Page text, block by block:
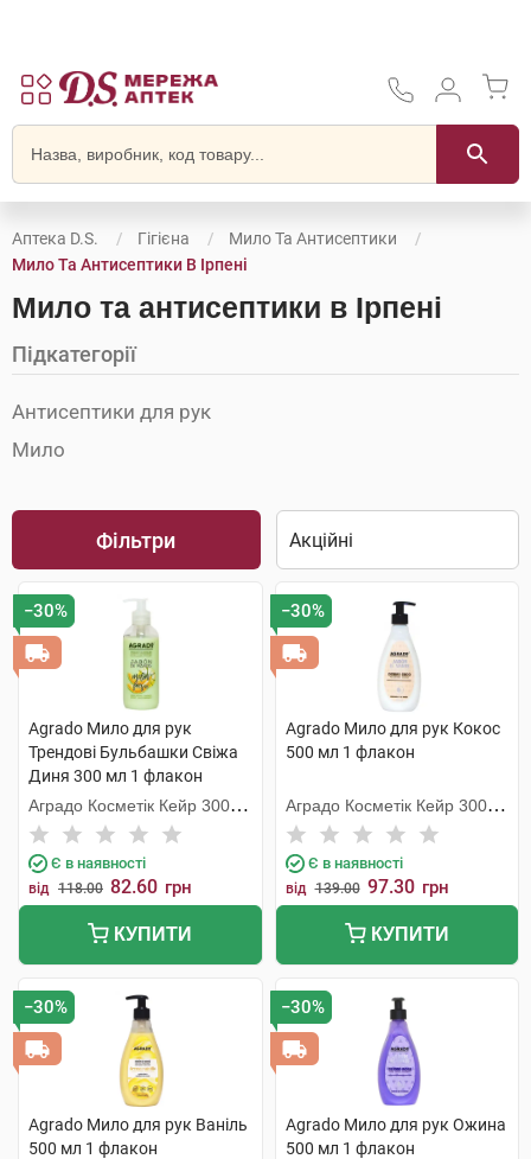
Аптека D.S. Гігієна
Мило Та Антисептики
Мило Та Антисептики В Ірпені
Мило та антисептики в Ірпені
Підкатегорії
Антисептики для рук
Мило
Фільтри
−30%
Agrado Мило для рук
Трендові Бульбашки Свіжа
Диня 300 мл 1 флакон
Аградо Косметік Кейр 3000
С.Л.У.
Є в наявності
від 118.00 82.60 грн
КУПИТИ
−30%
Agrado Мило для рук Кокос
500 мл 1 флакон
Аградо Косметік Кейр 3000
С.Л.У.
Є в наявності
від 139.00 97.30 грн
КУПИТИ
−30%
Agrado Мило для рук Ваніль
500 мл 1 флакон
−30%
Agrado Мило для рук Ожина
500 мл 1 флакон